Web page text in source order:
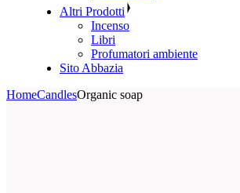
Altri Prodotti
Incenso
Libri
Profumatori ambiente
Sito Abbazia
HomeCandlesOrganic soap